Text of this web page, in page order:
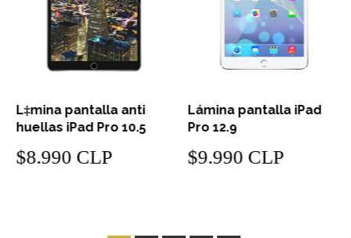
L‡mina pantalla anti
huellas iPad Pro 10.5
$8.990 CLP
Lámina pantalla iPad
Pro 12.9
$9.990 CLP